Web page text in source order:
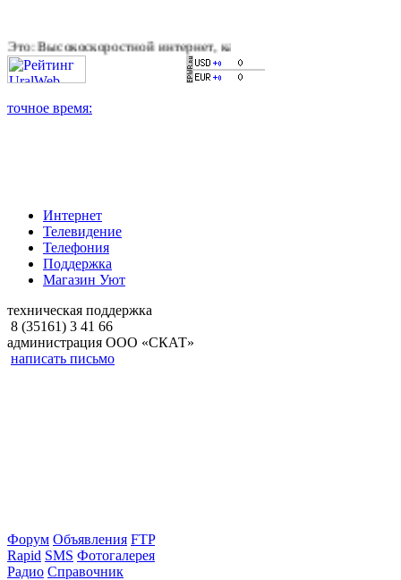
интернет, качественное цифровое и кабельное
Интернет
Телевидение
Телефония
Поддержка
Магазин Уют
техническая поддержка
8 (35161) 3 41 66
администрация ООО «СКАТ»
написать письмо
Форум Объявления FTP
Rapid SMS Фотогалерея
Радио Справочник